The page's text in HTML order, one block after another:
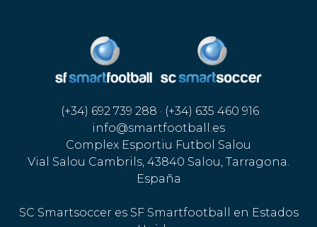
(+34) 692 739 288 · (+34) 635 460 916
info@smartfootball.es
Complex Esportiu Futbol Salou
Vial Salou Cambrils, 43840 Salou, Tarragona.
España
SC Smartsoccer es SF Smartfootball en Estados